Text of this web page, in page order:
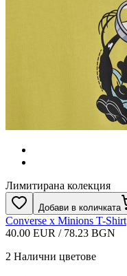
Лимитирана колекция
Добави в количката
Converse x Minions T-Shirt
40.00 EUR / 78.23 BGN
2 Налични цветове